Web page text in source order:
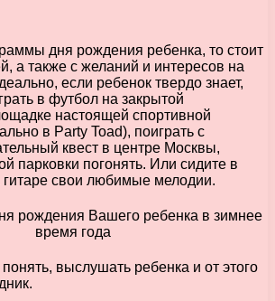
дня рождения ребенка, то стоит
а также с желаний и интересов на
если ребенок твердо знает,
в футбол на закрытой
настоящей спортивной
в Party Toad), поиграть с
квест в центре Москвы,
парковки погонять. Или сидите в
гитаре свои любимые мелодии.
выслушать ребенка и от этого